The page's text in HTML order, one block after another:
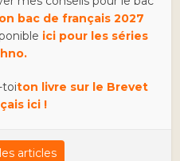
bac de français 2027
ici pour les séries
toiton livre sur le Brevet
ici !
articles